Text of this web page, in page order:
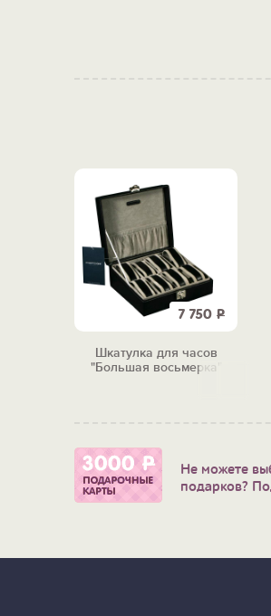
7 750 Р
Шкатулка для часов
"Большая восьмерка"
Не можете
подарков?